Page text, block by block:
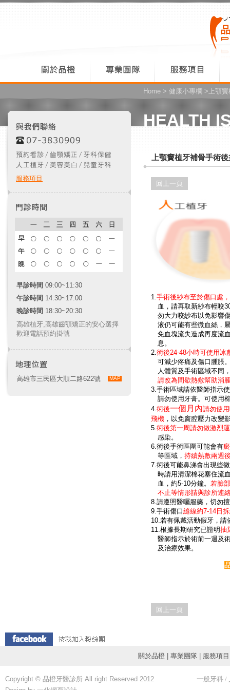
服務項目
早診時間 09:00~11:30
午診時間 14:30~17:00
晚診時間 18:30~20:30
高雄植牙,高雄齒顎矯正的安心選擇
歡迎電話預約掛號
MAP
高雄市三民區大順二路622號
Home > 健康小專欄 >上顎
HEALTH
上顎竇植牙補骨手術
回上一頁
1.手術後紗布至於傷口處
血，請再取新紗布輕咬
勿大力咬紗布以免影響
液仍可能有些微血絲，
免血塊流失造成再度流
息。
2.術後24-48小時可使用冰
可減少疼痛及傷口腫脹
人體質及手術區域不同
請改為間歇熱敷幫助消
3.手術區域請依醫師指示
請勿使用牙膏。可使用
4.術後一個月內請勿使
飛機 ，以免竇腔壓力改變
5.術後第一周請勿做激烈
感染。
6.術後手術區圍可能會有
等區域， 持續熱敷兩週
7.術後可能鼻涕會出現些
時請用清潔棉花塞住流
血，約5-10分鐘。 若臉
不止等情形請與診所連
8.請遵照醫囑服藥，切勿
9.手術傷口縫線約7-14日
10.若有佩戴活動假牙，
11.根據長期研究已證明抽
醫師指示於術前一週及
及治療效果。
回上一頁
關於品橙 專業團隊| 服務項目
Copyright © 品橙牙醫診所 All right Reserved 2012
一般牙科 /